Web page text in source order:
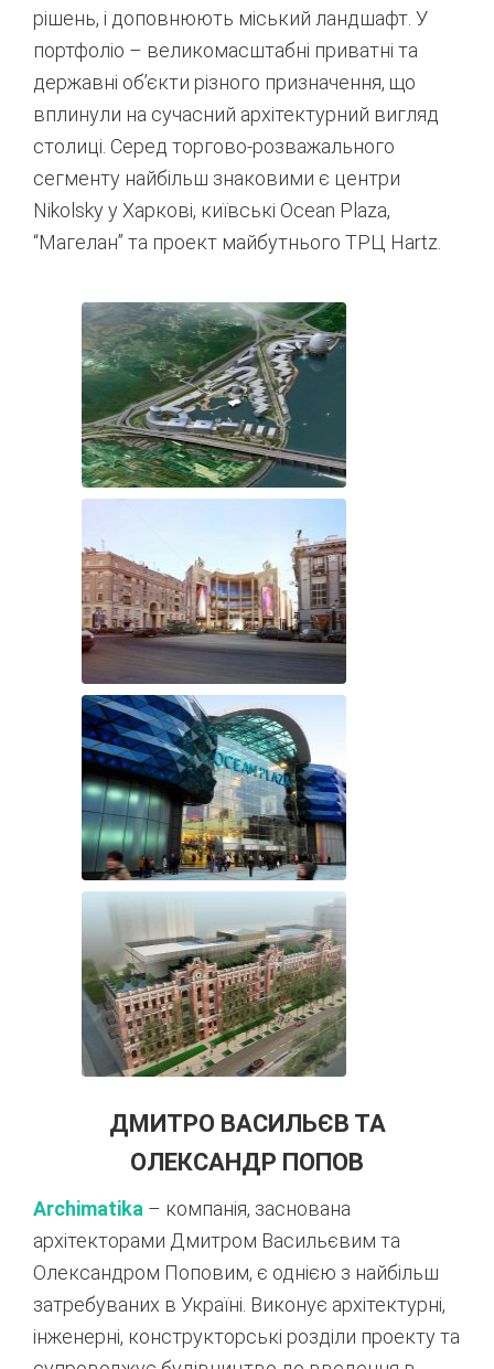
рішень, і доповнюють міський ландшафт. У
портфоліо – великомасштабні приватні та
державні об’єкти різного призначення, що
вплинули на сучасний архітектурний вигляд
столиці. Серед торгово-розважального
сегменту найбільш знаковими є центри
Nikolsky у Харкові, київські Ocean Plaza,
“Магелан” та проект майбутнього ТРЦ Hartz.
ДМИТРО ВАСИЛЬЄВ ТА
ОЛЕКСАНДР ПОПОВ
Archimatika – компанія, заснована
архітекторами Дмитром Васильєвим та
Олександром Поповим, є однією з найбільш
затребуваних в Україні. Виконує архітектурні,
інженерні, конструкторські розділи проекту та